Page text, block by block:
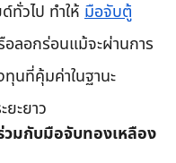
ทั่วไป ทำให้ มือจับตู้
อลอกร่อนแม้จะผ่านการ
นที่คุ้มค่าในฐานะ
ะยาว
มกับมือจับทองเหลือง